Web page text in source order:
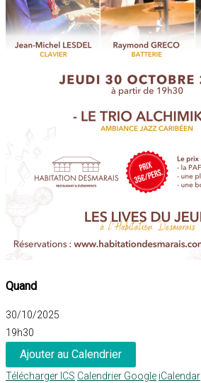
Quand
30/10/2025
19h30
Ajouter au Calendrier
Télécharger ICS Calendrier Google iCalendar